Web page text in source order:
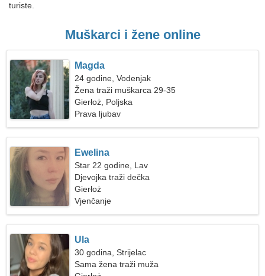
turiste.
Muškarci i žene online
Magda
24 godine, Vodenjak
Žena traži muškarca 29-35
Gierłoż, Poljska
Prava ljubav
Ewelina
Star 22 godine, Lav
Djevojka traži dečka
Gierłoż
Vjenčanje
Ula
30 godina, Strijelac
Sama žena traži muža